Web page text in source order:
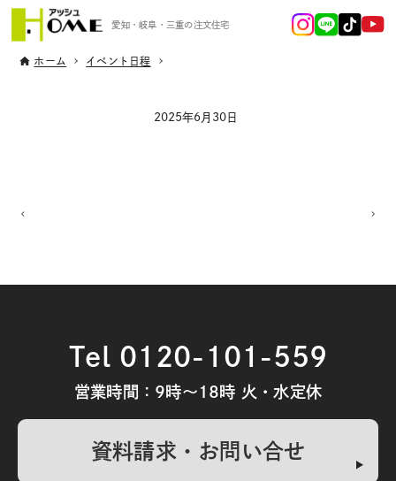
愛知・岐阜・三重の注文住宅
ホーム イベント日程
2025年6月30日
Tel 0120-101-559
営業時間：9時～18時 火・水定休
資料請求・お問い合せ